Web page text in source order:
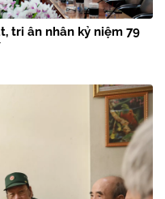
tri ân nhân kỷ niệm 79